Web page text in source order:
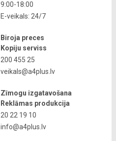
9:00-18:00
E-veikals: 24/7
Biroja preces
Kopiju serviss
200 455 25
veikals@a4plus.lv
Zīmogu izgatavošana
Reklāmas produkcija
20 22 19 10
info@a4plus.lv